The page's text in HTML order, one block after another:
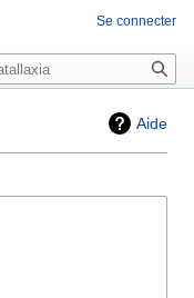
Aide
Se connecter